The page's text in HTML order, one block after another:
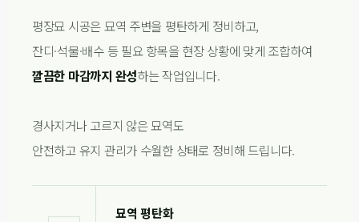
평장묘 시공은 묘역 주변을 평탄하게 정비하고,
잔디·석물·배수 등 필요 항목을 현장 상황에 맞게 조합하여
깔끔한 마감까지 완성하는 작업입니다.
경사지거나 고르지 않은 묘역도
안전하고 유지 관리가 수월한 상태로 정비해 드립니다.
묘역 평탄화